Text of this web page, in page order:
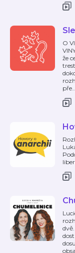
O
že
pře…